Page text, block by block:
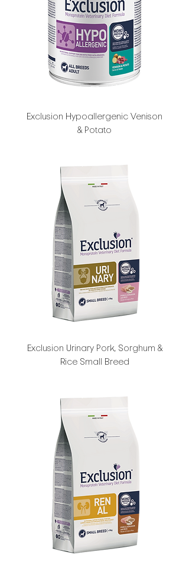
Exclusion Hypoallergenic Venison
& Potato
Exclusion Urinary Pork, Sorghum &
Rice Small Breed